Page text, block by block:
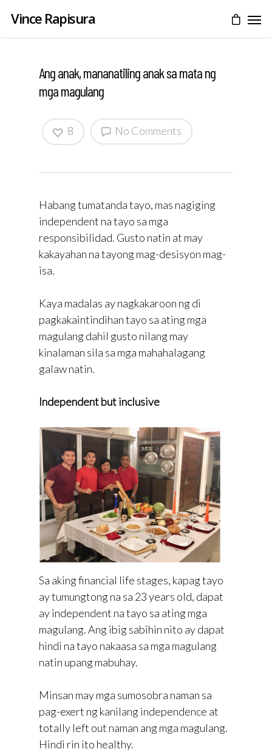
Vince Rapisura
Ang anak, mananatiling anak sa mata ng
mga magulang
No Comments
8
Habang tumatanda tayo, mas nagiging
independent na tayo sa mga
responsibilidad. Gusto natin at may
kakayahan na tayong mag-desisyon mag-
isa.
Kaya madalas ay nagkakaroon ng di
pagkakaintindihan tayo sa ating mga
magulang dahil gusto nilang may
kinalaman sila sa mga mahahalagang
galaw natin.
Independent but inclusive
Sa aking financial life stages, kapag tayo
ay tumungtong na sa 23 years old, dapat
ay independent na tayo sa ating mga
magulang. Ang ibig sabihin nito ay dapat
hindi na tayo nakaasa sa mga magulang
natin upang mabuhay.
Minsan may mga sumosobra naman sa
pag-exert ng kanilang independence at
totally left out naman ang mga magulang.
Hindi rin ito healthy.